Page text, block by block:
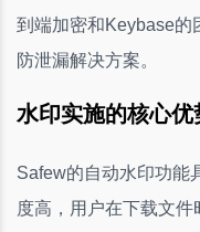
到端加密和Keybase的
防泄漏解决方案。
水印实施的核心优
Safew的自动水印功能
度高，用户在下载文